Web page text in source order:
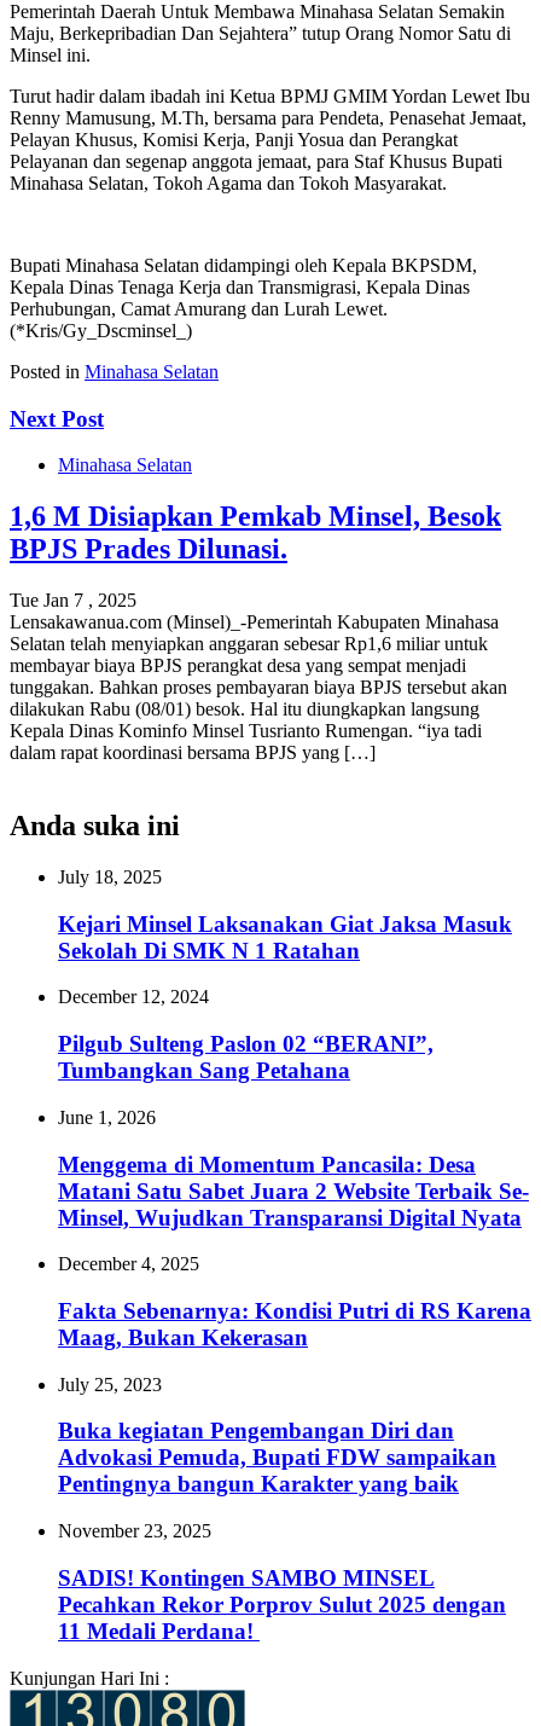
Pemerintah Daerah Untuk Membawa Minahasa Selatan Semakin
Maju, Berkepribadian Dan Sejahtera” tutup Orang Nomor Satu di
Minsel ini.
Turut hadir dalam ibadah ini Ketua BPMJ GMIM Yordan Lewet Ibu
Renny Mamusung, M.Th, bersama para Pendeta, Penasehat Jemaat,
Pelayan Khusus, Komisi Kerja, Panji Yosua dan Perangkat
Pelayanan dan segenap anggota jemaat, para Staf Khusus Bupati
Minahasa Selatan, Tokoh Agama dan Tokoh Masyarakat.
Bupati Minahasa Selatan didampingi oleh Kepala BKPSDM,
Kepala Dinas Tenaga Kerja dan Transmigrasi, Kepala Dinas
Perhubungan, Camat Amurang dan Lurah Lewet.
(*Kris/Gy_Dscminsel_)
Posted in Minahasa Selatan
Next Post
Minahasa Selatan
1,6 M Disiapkan Pemkab Minsel, Besok
BPJS Prades Dilunasi.
Tue Jan 7 , 2025
Lensakawanua.com (Minsel)_-Pemerintah Kabupaten Minahasa
Selatan telah menyiapkan anggaran sebesar Rp1,6 miliar untuk
membayar biaya BPJS perangkat desa yang sempat menjadi
tunggakan. Bahkan proses pembayaran biaya BPJS tersebut akan
dilakukan Rabu (08/01) besok. Hal itu diungkapkan langsung
Kepala Dinas Kominfo Minsel Tusrianto Rumengan. “iya tadi
dalam rapat koordinasi bersama BPJS yang […]
Anda suka ini
July 18, 2025
Kejari Minsel Laksanakan Giat Jaksa Masuk
Sekolah Di SMK N 1 Ratahan
December 12, 2024
Pilgub Sulteng Paslon 02 “BERANI”,
Tumbangkan Sang Petahana
June 1, 2026
Menggema di Momentum Pancasila: Desa
Matani Satu Sabet Juara 2 Website Terbaik Se-
Minsel, Wujudkan Transparansi Digital Nyata‎
December 4, 2025
Fakta Sebenarnya: Kondisi Putri di RS Karena
Maag, Bukan Kekerasan
July 25, 2023
Buka kegiatan Pengembangan Diri dan
Advokasi Pemuda, Bupati FDW sampaikan
Pentingnya bangun Karakter yang baik
November 23, 2025
SADIS! Kontingen SAMBO MINSEL
Pecahkan Rekor Porprov Sulut 2025 dengan
11 Medali Perdana! ‎
Kunjungan Hari Ini :